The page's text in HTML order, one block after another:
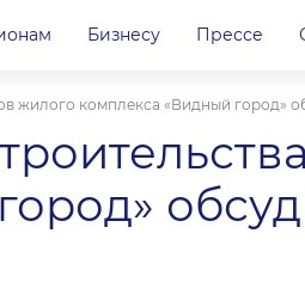
Бизнесу Прессе
жилого комплекса «Видный город»